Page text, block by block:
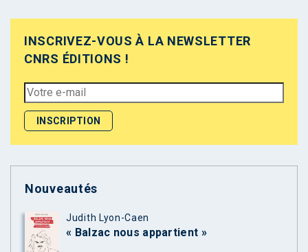
INSCRIVEZ-VOUS À LA NEWSLETTER
CNRS ÉDITIONS !
Nouveautés
Judith Lyon-Caen
« Balzac nous appartient »